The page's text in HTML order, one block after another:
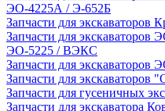
ЭО-4225А / Э-652Б
Запчасти для экскаваторов
Запчасти для
ЭО-5225 / ВЭКС
Запчасти для экскаваторов
Запчасти для
Запчасти для гусеничных
Запчасти для экскаватора